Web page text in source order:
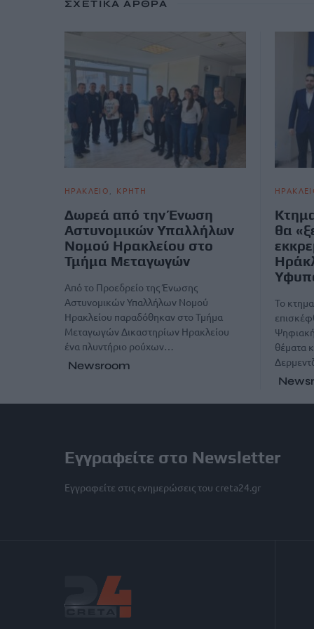
ΣΧΕΤΙΚΆ ΆΡΘΡΑ
ΗΡΑΚΛΕΙΟ ΚΡΗΤΗ
Δωρεά από την Ένωση
Αστυνομικών Υπαλλήλων
Νομού Ηρακλείου στο
Τμήμα Μεταγωγών
Από το Προεδρείο της Ένωσης
Αστυνομικών Υπαλλήλων Νομού
Ηρακλείου παραδόθηκαν στο Τμήμα
Μεταγωγών Δικαστηρίων Ηρακλείου
ένα πλυντήριο ρούχων…
Newsroom
θα
Το
θέματα
Εγγραφείτε στο Newsletter
Εγγραφείτε στις ενημερώσεις του creta24.gr